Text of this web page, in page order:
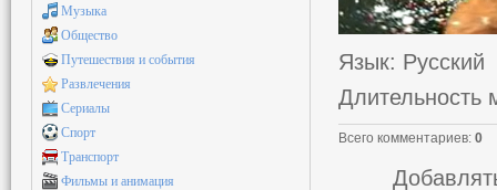
Язык: Русский
Длительность
Всего комментариев: 0
Музыка
Общество
Путешествия и события
Развлечения
Сериалы
Спорт
Транспорт
Фильмы и анимация